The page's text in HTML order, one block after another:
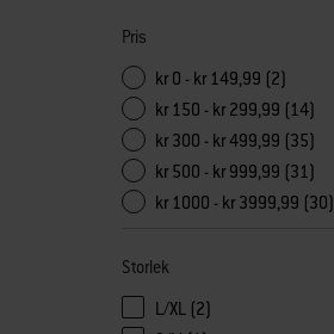
Pris
kr 0 - kr 149,99 (2)
kr 150 - kr 299,99 (14)
kr 300 - kr 499,99 (35)
kr 500 - kr 999,99 (31)
kr 1000 - kr 3999,99 (30)
Storlek
L/XL (2)